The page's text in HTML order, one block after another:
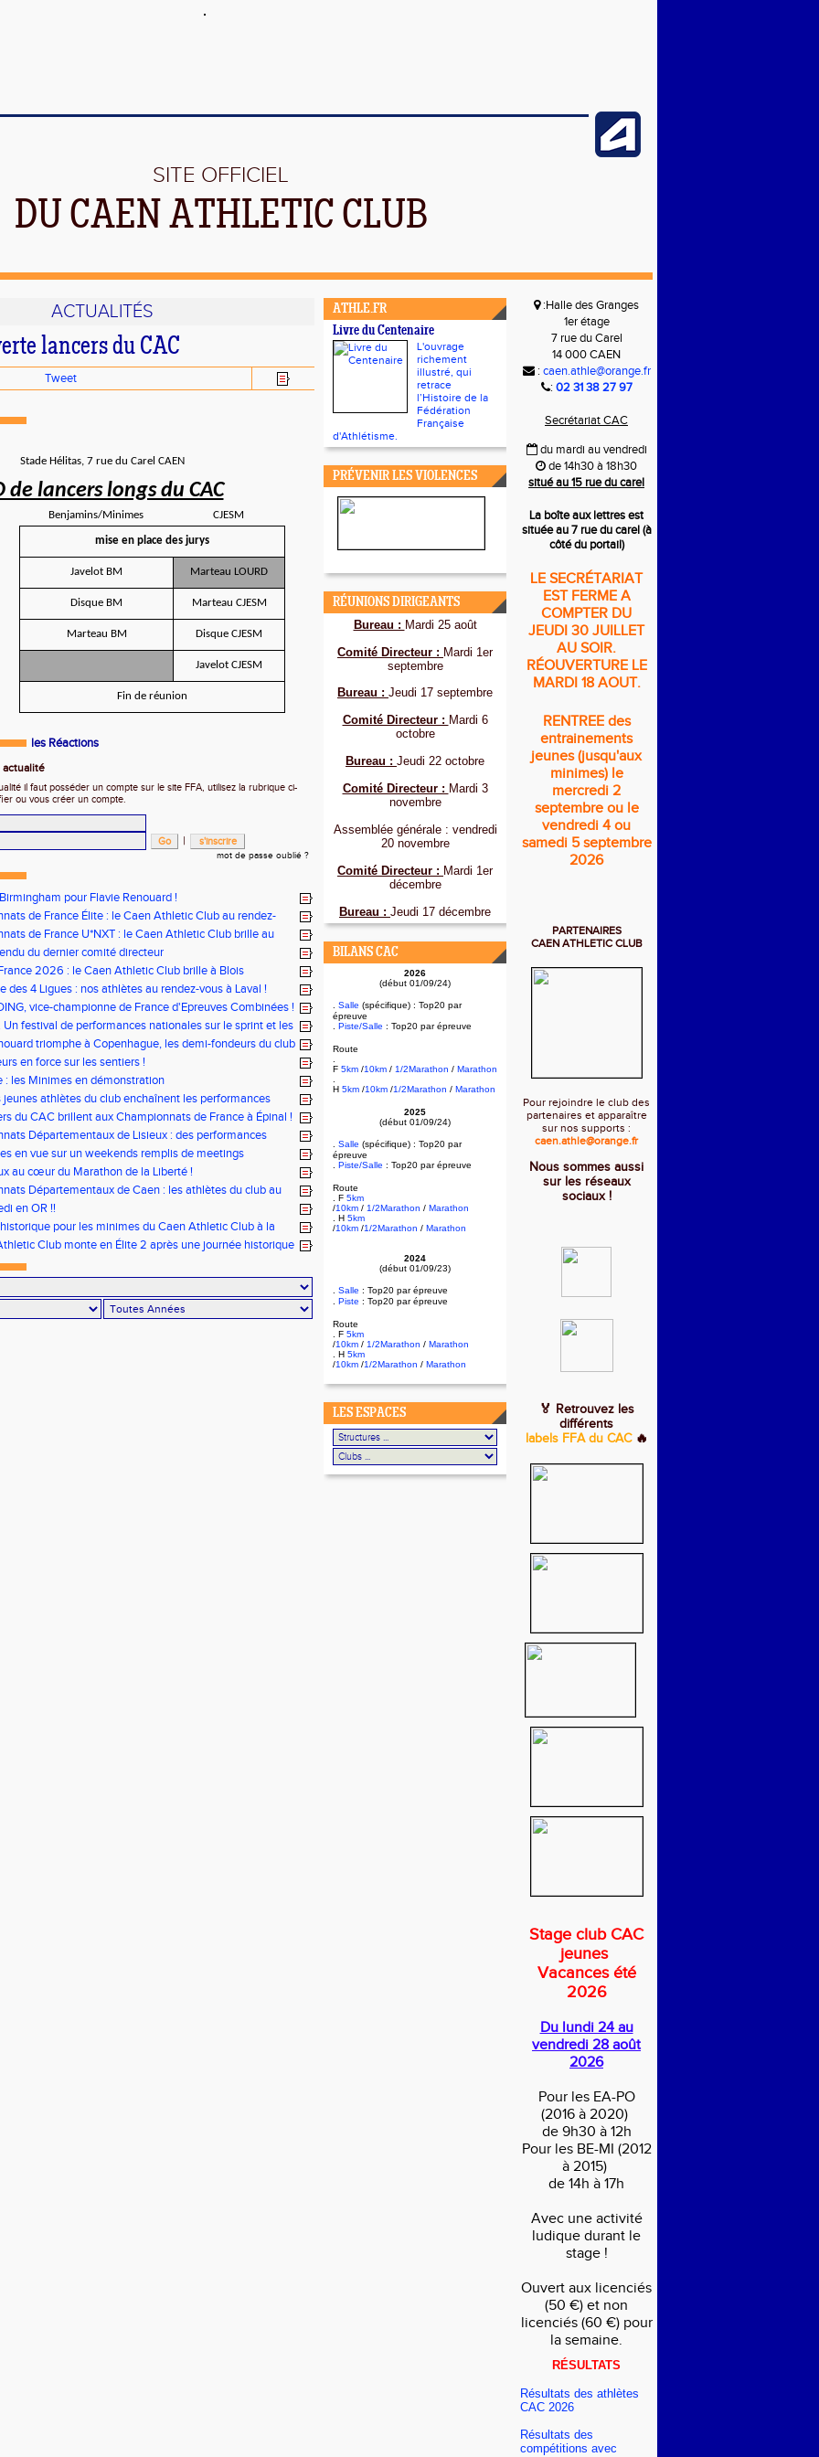
SITE OFFICIEL
DU CAEN ATHLETIC CLUB
ACTUALITÉS
lancers du CAC
Tweet
Stade Hélitas, 7 rue du Carel CAEN
de lancers longs du CAC
Benjamins/Minimes CJESM
mise en place des jurys
Javelot BM Marteau LOURD
Disque BM Marteau CJESM
Marteau BM Disque CJESM
Javelot CJESM
Fin de réunion
les Réactions
actualité
il faut posséder un compte sur le site FFA, utilisez la rubrique ci-
ou vous créer un compte.
|
mot de passe oublié ?
pour Flavie Renouard !
de France Élite : le Caen Athletic Club au rendez-
!
de France U*NXT : le Caen Athletic Club brille au
!
du dernier comité directeur
2026 : le Caen Athletic Club brille à Blois
des 4 Ligues : nos athlètes au rendez-vous à Laval !
vice-championne de France d'Epreuves Combinées !
Un festival de performances nationales sur le sprint et les
triomphe à Copenhague, les demi-fondeurs du club
tous les fronts
en force sur les sentiers !
: les Minimes en démonstration
jeunes athlètes du club enchaînent les performances
du CAC brillent aux Championnats de France à Épinal !
Départementaux de Lisieux : des performances
pour nos jeunes athlètes
en vue sur un weekends remplis de meetings
au cœur du Marathon de la Liberté !
Départementaux de Caen : les athlètes du club au
en OR !!
pour les minimes du Caen Athletic Club à la
Equip’Athlé !
Club monte en Élite 2 après une journée historique
ATHLE.FR
Livre du Centenaire
L'ouvrage
richement
illustré, qui
retrace
l’Histoire de la
Fédération
Française
d'Athlétisme.
PRÉVENIR LES VIOLENCES
RÉUNIONS DIRIGEANTS
Bureau : Mardi 25 août
Comité Directeur : Mardi 1er
septembre
Bureau : Jeudi 17 septembre
Comité Directeur : Mardi 6
octobre
Bureau : Jeudi 22 octobre
Comité Directeur : Mardi 3
novembre
Assemblée générale : vendredi
20 novembre
Comité Directeur : Mardi 1er
décembre
Bureau : Jeudi 17 décembre
BILANS CAC
2026
(début 01/09/24)
. Salle (spécifique) : Top20 par
épreuve
Piste/Salle : Top20 par épreuve
Route
F 5km /10km / 1/2Marathon / Marathon
H 5km /10km /1/2Marathon / Marathon
2025
(début 01/09/24)
. Salle (spécifique) : Top20 par
épreuve
Piste/Salle : Top20 par épreuve
Route
. F 5km
/10km / 1/2Marathon / Marathon
. H 5km
/10km /1/2Marathon / Marathon
2024
(début 01/09/23)
. Salle : Top20 par épreuve
Piste : Top20 par épreuve
Route
. F 5km
/10km / 1/2Marathon / Marathon
. H 5km
/10km /1/2Marathon / Marathon
LES ESPACES
:Halle des Granges
1er étage
7 rue du Carel
14 000 CAEN
: caen.athle@orange.fr
: 02 31 38 27 97
Secrétariat CAC
du mardi au vendredi
de 14h30 à 18h30
situé au 15 rue du carel
La boîte aux lettres est
située au 7 rue du carel (à
côté du portail)
LE SECRÉTARIAT
EST FERME A
COMPTER DU
JEUDI 30 JUILLET
AU SOIR.
RÉOUVERTURE LE
MARDI 18 AOUT.
RENTREE des
entrainements
jeunes (jusqu'aux
minimes) le
mercredi 2
septembre ou le
vendredi 4 ou
samedi 5 septembre
2026
PARTENAIRES
CAEN ATHLETIC CLUB
Pour rejoindre le club des
partenaires et apparaître
sur nos supports :
caen.athle@orange.fr
Nous sommes aussi
sur les réseaux
sociaux !
🏅 Retrouvez les
différents
labels FFA du CAC 🔥
Stage club CAC
jeunes
Vacances été
2026
Du lundi 24 au
vendredi 28 août
2026
Pour les EA-PO
(2016 à 2020)
de 9h30 à 12h
Pour les BE-MI (2012
à 2015)
de 14h à 17h
Avec une activité
ludique durant le
stage !
Ouvert aux licenciés
(50 €) et non
licenciés (60 €) pour
la semaine.
RÉSULTATS
Résultats des athlètes
CAC 2026
Résultats des
compétitions avec